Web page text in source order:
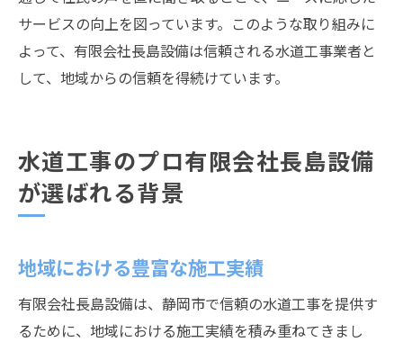
サービスの向上を図っています。このような取り組みに
よって、有限会社長島設備は信頼される水道工事業者と
して、地域からの信頼を得続けています。
水道工事のプロ有限会社長島設備
が選ばれる背景
地域における豊富な施工実績
有限会社長島設備は、静岡市で信頼の水道工事を提供す
るために、地域における施工実績を積み重ねてきまし